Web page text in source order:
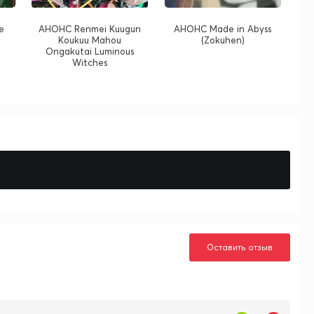
АНОНС Renmei Kuugun
Koukuu Mahou
Ongakutai Luminous
Witches
АНОНС Made in Abyss
(Zokuhen)
Оставить отзыв